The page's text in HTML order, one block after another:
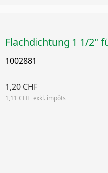
Flachdichtung 1 1/2"
1002881
1,20 CHF
1,11 CHF